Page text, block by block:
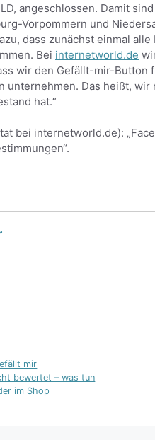
angeschlossen. Damit
Vorpommern und
dass zunächst einmal
Bei internetworld.de
wir den Gefällt-mir-
unternehmen. Das heißt,
hat.“
bei internetworld.de):
mir
bewertet – was tun
im Shop